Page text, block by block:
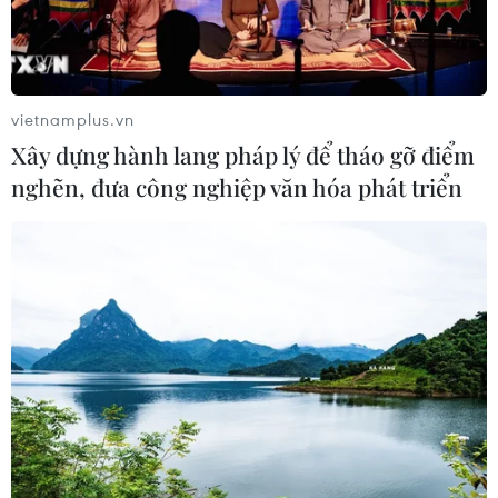
Sản phụ ở Australia sinh 4 bé gái
cùng trứng theo cách hoàn toàn tự
20/07/2026 05:41
Vụ ngạt khí tại trang trại heo
ở Thanh Hóa: 5 người tử vong, nhiều
nạn nhân cấp cứu
20/07/2026 04:17
vietnamplus.vn
Xây dựng hành lang pháp lý để tháo gỡ điểm
nghẽn, đưa công nghiệp văn hóa phát triển